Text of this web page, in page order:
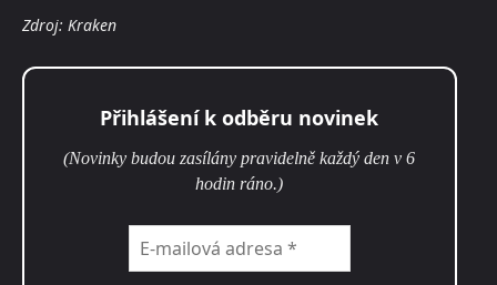
Zdroj: Kraken
Přihlášení k odběru novinek
(Novinky budou zasílány pravidelně každý den v 6
hodin ráno.)